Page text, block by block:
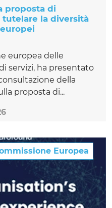
proposta di
tutelare la diversità
europea delle
servizi, ha presentato
della
proposta di...
Europea